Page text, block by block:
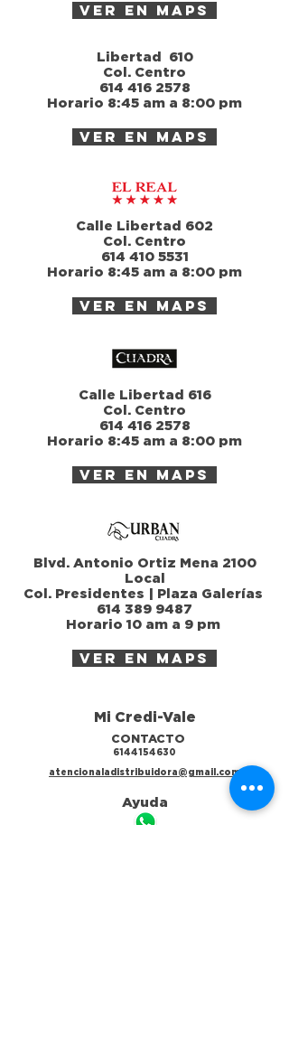
ver en maps
Libertad 610
Col. Centro
614 416 2578
Horario 8:45 am a 8:00 pm
ver en maps
Calle Libertad 602
Col. Centro
614 410 5531
Horario 8:45 am a 8:00 pm
ver en maps
Calle Libertad 616
Col. Centro
614 416 2578
Horario 8:45 am a 8:00 pm
ver en maps
Blvd. Antonio Ortiz Mena 2100
Local
Col. Presidentes | Plaza Galerías
614 389 9487
Horario 10 am a 9 pm
ver en maps
Mi Credi-Vale
CONTACTO
6144154630
atencionaladistribuidora@gmail.com
Ayuda